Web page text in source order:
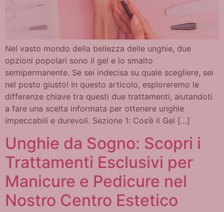
Nel vasto mondo della bellezza delle unghie, due
opzioni popolari sono il gel e lo smalto
semipermanente. Se sei indecisa su quale scegliere, sei
nel posto giusto! In questo articolo, esploreremo le
differenze chiave tra questi due trattamenti, aiutandoti
a fare una scelta informata per ottenere unghie
impeccabili e durevoli. Sezione 1: Cos’è il Gel […]
Unghie da Sogno: Scopri i
Trattamenti Esclusivi per
Manicure e Pedicure nel
Nostro Centro Estetico